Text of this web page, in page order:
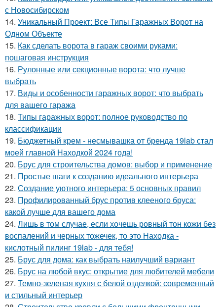
с Новосибирском
14. Уникальный Проект: Все Типы Гаражных Ворот на
Одном Объекте
15. Как сделать ворота в гараж своими руками:
пошаговая инструкция
16. Рулонные или секционные ворота: что лучше
выбрать
17. Виды и особенности гаражных ворот: что выбрать
для вашего гаража
18. Типы гаражных ворот: полное руководство по
классификации
19. Бюджетный крем - несмывашка от бренда 19lab стал
моей главной Находкой 2024 года!
20. Брус для строительства домов: выбор и применение
21. Простые шаги к созданию идеального интерьера
22. Создание уютного интерьера: 5 основных правил
23. Профилированный брус против клееного бруса:
какой лучше для вашего дома
24. Лишь в том случае, если хочешь ровный тон кожи без
воспалений и черных тожечек, то это Находка -
кислотный пилинг 19lab - для тебя!
25. Брус для дома: как выбрать наилучший вариант
26. Брус на любой вкус: открытие для любителей мебели
27. Темно-зеленая кухня с белой отделкой: современный
и стильный интерьер